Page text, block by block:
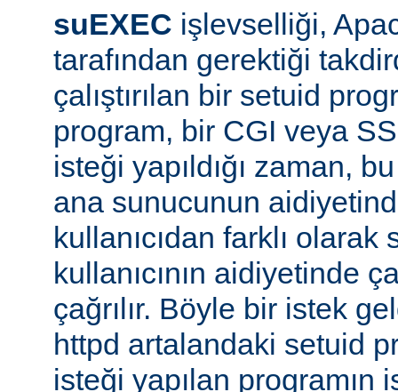
suEXEC işlevselliği,
tarafından gerektiği
çalıştırılan bir setuid
program, bir CGI veya
isteği yapıldığı zaman,
ana sunucunun
kullanıcıdan farklı olarak
kullanıcının aidiyetinde
çağrılır. Böyle bir istek
httpd artalandaki setuid
isteği yapılan programın